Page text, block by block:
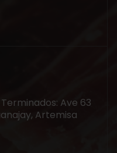
Ave 63
Artemisa